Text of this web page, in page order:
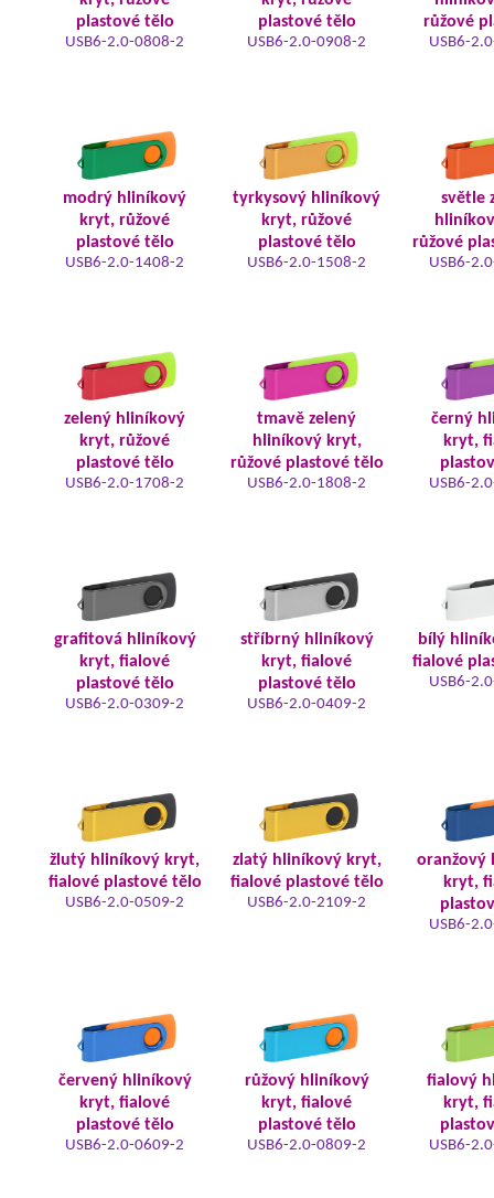
plastové tělo
USB6-2.0-0808-2
plastové tělo
USB6-2.0-0908-2
růžové
USB6-
modrý hliníkový
kryt, růžové
plastové tělo
USB6-2.0-1408-2
tyrkysový hliníkový
kryt, růžové
plastové tělo
USB6-2.0-1508-2
světle
růžové
USB6-
zelený hliníkový
kryt, růžové
plastové tělo
USB6-2.0-1708-2
tmavě zelený
hliníkový kryt,
růžové plastové tělo
USB6-2.0-1808-2
černý
kryt,
USB6-
grafitová hliníkový
kryt, fialové
plastové tělo
USB6-2.0-0309-2
stříbrný hliníkový
kryt, fialové
plastové tělo
USB6-2.0-0409-2
bílý
fialové
USB6-
žlutý hliníkový kryt,
fialové plastové tělo
USB6-2.0-0509-2
zlatý hliníkový kryt,
fialové plastové tělo
USB6-2.0-2109-2
oranžový
kryt,
USB6-
červený hliníkový
kryt, fialové
plastové tělo
USB6-2.0-0609-2
růžový hliníkový
kryt, fialové
plastové tělo
USB6-2.0-0809-2
fialový
kryt,
USB6-